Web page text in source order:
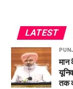
LATEST
तक